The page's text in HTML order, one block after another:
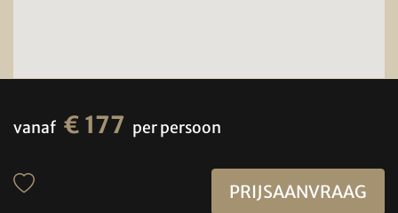
vanaf € 177 per persoon
PRIJSAANVRAAG